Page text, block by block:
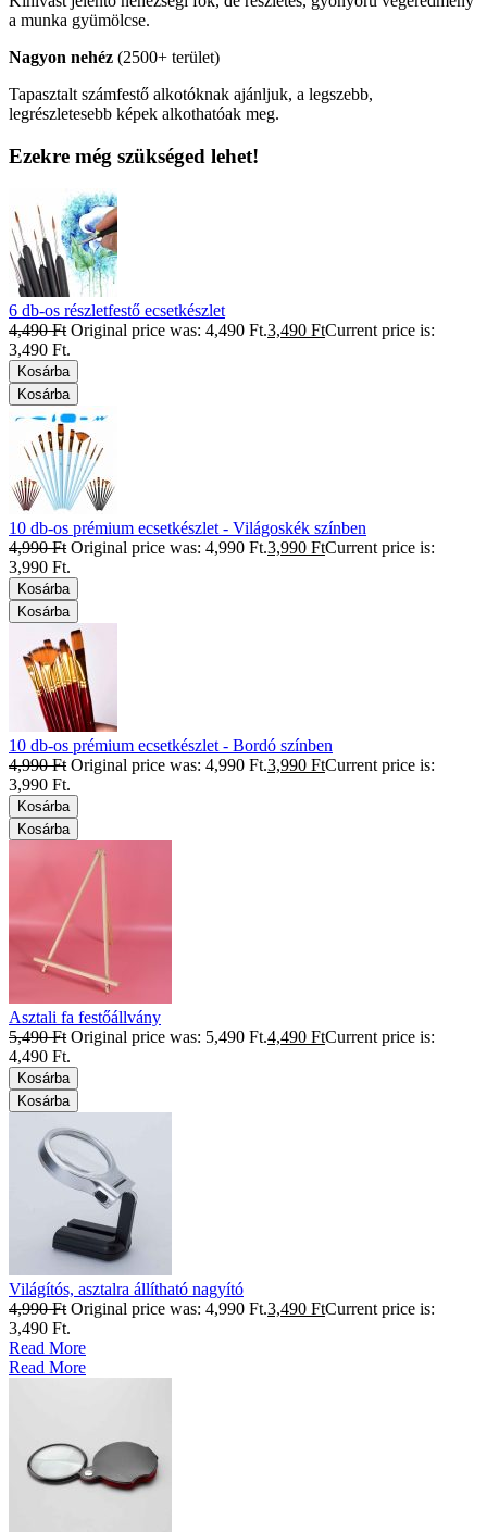
a munka gyümölcse.
Nagyon nehéz (2500+ terület)
Tapasztalt számfestő alkotóknak ajánljuk, a legszebb,
legrészletesebb képek alkothatóak meg.
Ezekre még szükséged lehet!
6 db-os részletfestő ecsetkészlet
4,490Ft Original price was: 4,490 Ft.3,490 FtCurrent price is:
3,490 Ft.
Kosárba
Kosárba
10 db-os prémium ecsetkészlet - Világoskék színben
4,990Ft Original price was: 4,990 Ft.3,990 FtCurrent price is:
3,990 Ft.
Kosárba
Kosárba
10 db-os prémium ecsetkészlet - Bordó színben
4,990Ft Original price was: 4,990 Ft.3,990 FtCurrent price is:
3,990 Ft.
Kosárba
Kosárba
Asztali fa festőállvány
5,490Ft Original price was: 5,490 Ft.4,490 FtCurrent price is:
4,490 Ft.
Kosárba
Kosárba
Világítós, asztalra állítható nagyító
4,990Ft Original price was: 4,990 Ft.3,490 FtCurrent price is:
3,490 Ft.
Read More
Read More